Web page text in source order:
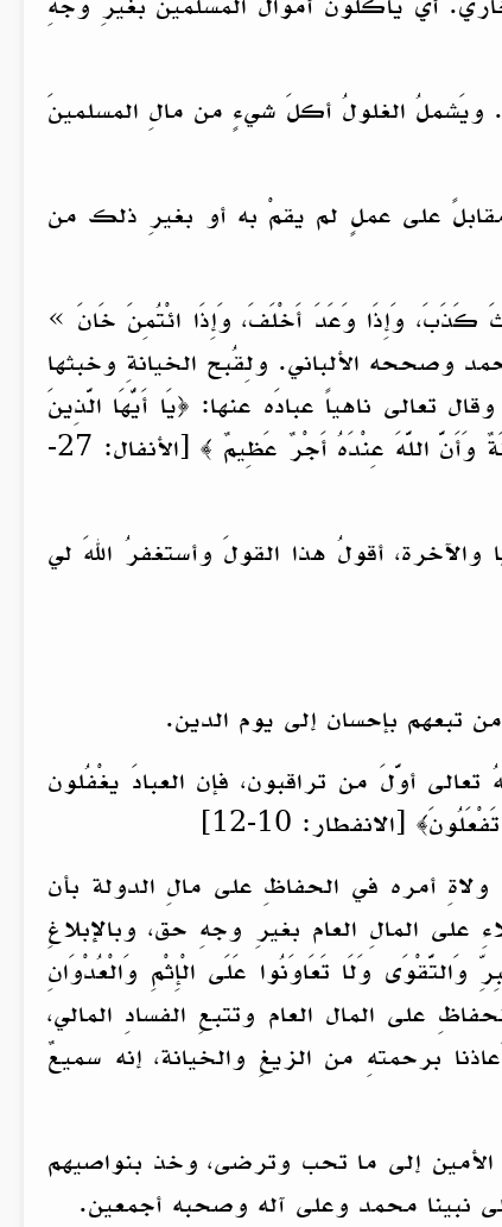
ويَشملُ الغلولُ أكلَ شيءٍ من مالِ المسلمينَ
على عملٍ لم يقمْ به أو بغيرِ ذلك من
كَذَبَ، وَإِذَا وَعَدَ أَخْلَفَ، وَإِذَا ‌ائْتُمِنَ ‌خَانَ »
وصححه الألباني. ولِقُبح الخيانةِ وخبثها
ناهياً عبادَه عنها: ﴿يَا أَيُّهَا الَّذِينَ
آمَنُوا لَا ‌تَخُونُوا اللَّهَ وَالرَّسُولَ ‌وَتَخُونُوا أَمَانَاتِكُمْ وَأَنْتُمْ تَعْلَمُونَ (٢٧) وَاعْلَمُوا أَنَّمَا أَمْوَالُكُمْ وَأَوْلَادُكُمْ فِتْنَةٌ وَأَنَّ اللَّهَ عِنْدَهُ أَجْرٌ عَظِيمٌ ﴾ [الأنفال: 27-
أقولُ هذا القولَ وأستغفرُ اللهَ لي
تبعهم بإحسان إلى يوم الدين.
تعالى أوَّلَ من تراقبون، فإن العبادَ يغْفُلون
أمره في الحفاظِ على مالِ الدولة بأن
على المالِ العام بغيرِ وجهِ حق، وبالإبلاغِ
وَلَا تَعَاوَنُوا عَلَى الْإِثْمِ وَالْعُدْوَانِ
في الحفاظِ على المال العام وتتبعِ الفسادِ المالي،
برحمتهِ من الزيغِ والخيانة، إنه سميعٌ
الأمين إلى ما تحب وترضى، وخذ بنواصيهم
نبينا محمد وعلى آله وصحبه أجمعين.